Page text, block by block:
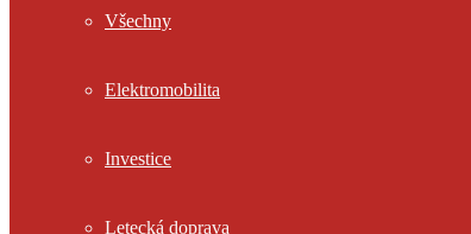
Všechny
Elektromobilita
Investice
Letecká doprava